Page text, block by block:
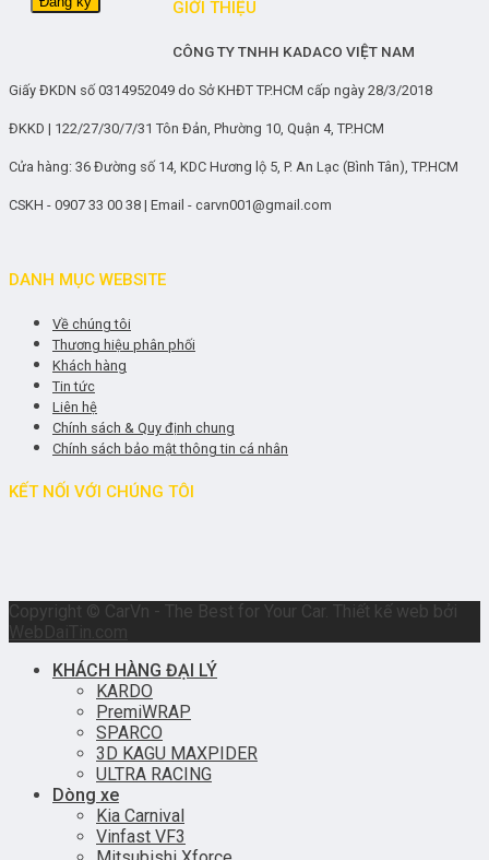
GIỚI THIỆU
CÔNG TY TNHH KADACO VIỆT NAM
Giấy ĐKDN số 0314952049 do Sở KHĐT TP.HCM cấp ngày 28/3/2018
ĐKKD | 122/27/30/7/31 Tôn Đản, Phường 10, Quận 4, TP.HCM
Cửa hàng: 36 Đường số 14, KDC Hương lộ 5, P. An Lạc (Bình Tân), TP.HCM
CSKH - 0907 33 00 38 | Email - carvn001@gmail.com
DANH MỤC WEBSITE
Về chúng tôi
Thương hiệu phân phối
Khách hàng
Tin tức
Liên hệ
Chính sách & Quy định chung
Chính sách bảo mật thông tin cá nhân
KẾT NỐI VỚI CHÚNG TÔI
Copyright © CarVn - The Best for Your Car. Thiết kế web bởi
WebDaiTin.com
KHÁCH HÀNG ĐẠI LÝ
KARDO
PremiWRAP
SPARCO
3D KAGU MAXPIDER
ULTRA RACING
Dòng xe
Kia Carnival
Vinfast VF3